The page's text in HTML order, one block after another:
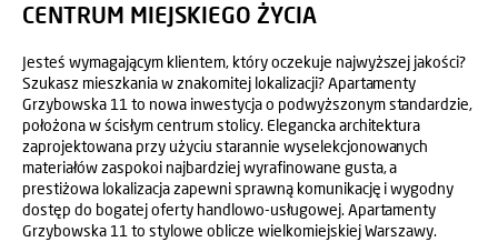
CENTRUM MIEJSKIEGO ŻYCIA
Jesteś wymagającym klientem, który oczekuje najwyższej jakości?
Szukasz mieszkania w znakomitej lokalizacji? Apartamenty
Grzybowska 11 to nowa inwestycja o podwyższonym standardzie,
położona w ścisłym centrum stolicy. Elegancka architektura
zaprojektowana przy użyciu starannie wyselekcjonowanych
materiałów zaspokoi najbardziej wyrafinowane gusta, a
prestiżowa lokalizacja zapewni sprawną komunikację i wygodny
dostęp do bogatej oferty handlowo-usługowej. Apartamenty
Grzybowska 11 to stylowe oblicze wielkomiejskiej Warszawy.